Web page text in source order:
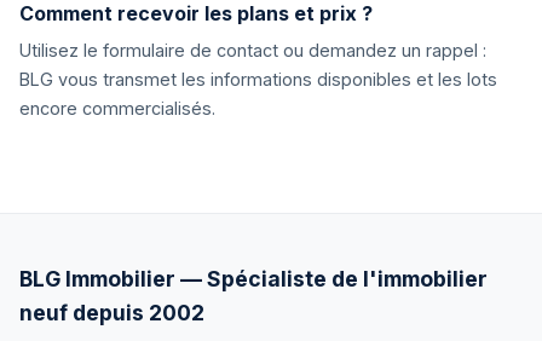
Comment recevoir les plans et prix ?
Utilisez le formulaire de contact ou demandez un rappel :
BLG vous transmet les informations disponibles et les lots
encore commercialisés.
BLG Immobilier — Spécialiste de l'immobilier
neuf depuis 2002